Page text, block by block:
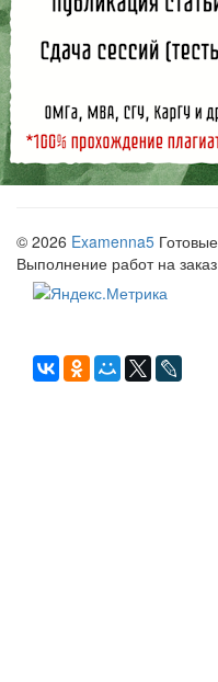
© 2026 Examenna5
Выполнение работ на заказ